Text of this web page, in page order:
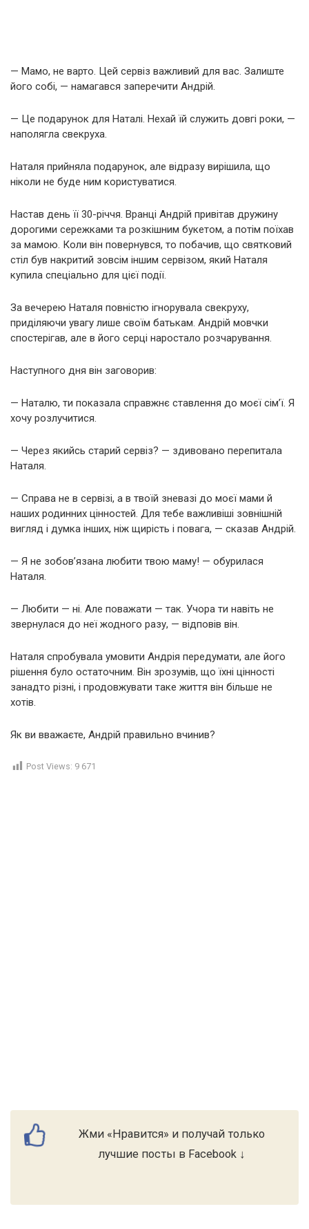
— Мамо, не варто. Цей сервіз важливий для вас. Залиште
його собі, — намагався заперечити Андрій.
— Це подарунок для Наталі. Нехай їй служить довгі роки, —
наполягла свекруха.
Наталя прийняла подарунок, але відразу вирішила, що
ніколи не буде ним користуватися.
Настав день її 30-річчя. Вранці Андрій привітав дружину
дорогими сережками та розкішним букетом, а потім поїхав
за мамою. Коли він повернувся, то побачив, що святковий
стіл був накритий зовсім іншим сервізом, який Наталя
купила спеціально для цієї події.
За вечерею Наталя повністю ігнорувала свекруху,
приділяючи увагу лише своїм батькам. Андрій мовчки
спостерігав, але в його серці наростало розчарування.
Наступного дня він заговорив:
— Наталю, ти показала справжнє ставлення до моєї сім’ї. Я
хочу розлучитися.
— Через якийсь старий сервіз? — здивовано перепитала
Наталя.
— Справа не в сервізі, а в твоїй зневазі до моєї мами й
наших родинних цінностей. Для тебе важливіші зовнішній
вигляд і думка інших, ніж щирість і повага, — сказав Андрій.
— Я не зобов’язана любити твою маму! — обурилася
Наталя.
— Любити — ні. Але поважати — так. Учора ти навіть не
звернулася до неї жодного разу, — відповів він.
Наталя спробувала умовити Андрія передумати, але його
рішення було остаточним. Він зрозумів, що їхні цінності
занадто різні, і продовжувати таке життя він більше не
хотів.
Як ви вважаєте, Андрій правильно вчинив?
Post Views: 9 671
Жми «Нравится» и получай только
лучшие посты в Facebook ↓